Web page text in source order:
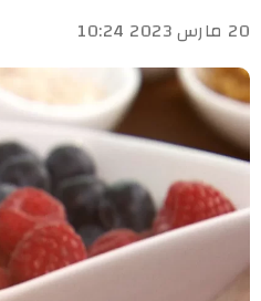
20 مارس 2023 10:24